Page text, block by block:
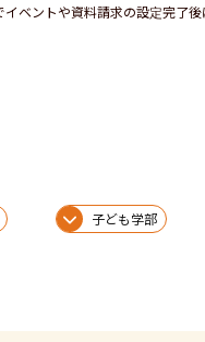
ベントや資料請求の設定完了後
子ども学部